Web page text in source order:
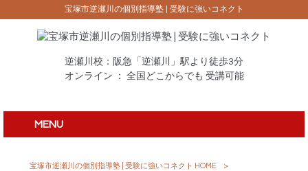
宝塚市逆瀬川の個別指導塾 | 受験に強いコネクト
逆瀬川校：阪急「逆瀬川」駅より徒歩3分
オンライン ： 全国どこからでも 受講可能
MENU
宝塚市逆瀬川の個別指導塾 | 受験に強いコネクト HOME
>